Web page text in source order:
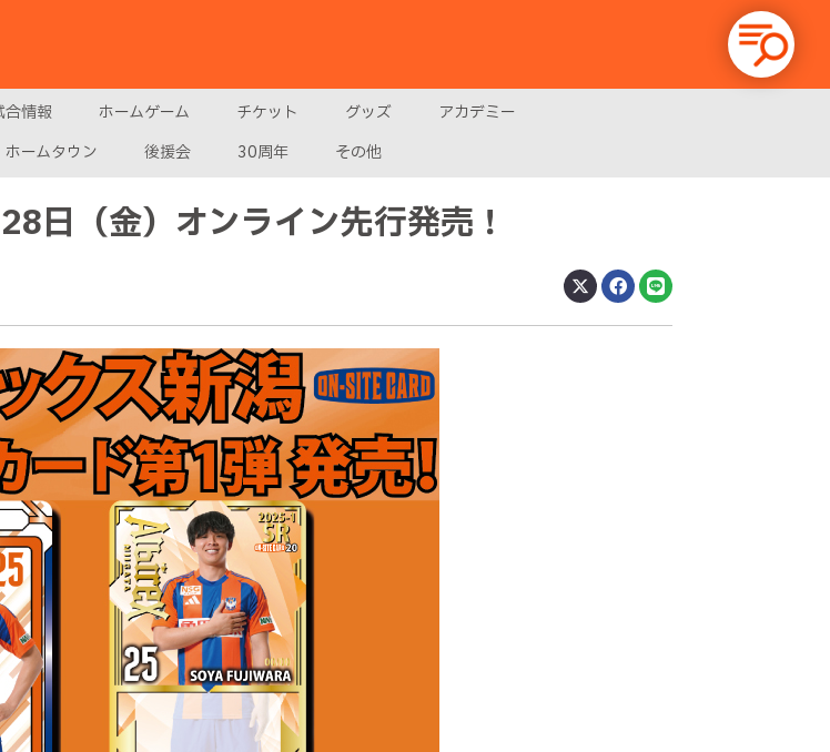
合情報 ホームゲーム チケット グッズ
アカデミー
ホームタウン 後援会 30周年 その他
日（金）オンライン先行発売！